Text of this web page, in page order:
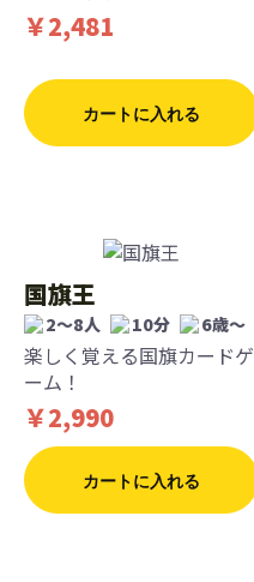
￥2,481
カートに入れる
国旗王
2〜8人 10分 6歳〜
楽しく覚える国旗カードゲ
ーム！
￥2,990
カートに入れる